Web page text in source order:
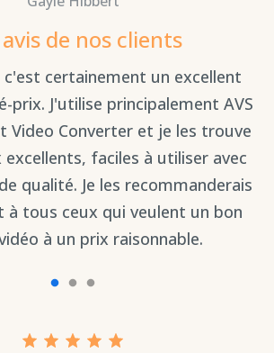
avis de nos clients
c'est certainement un excellent
prix. J'utilise principalement AVS
Video Converter et je les trouve
faciles à utiliser avec
qualité. Je les recommanderais
à tous ceux qui veulent un bon
à un prix raisonnable.